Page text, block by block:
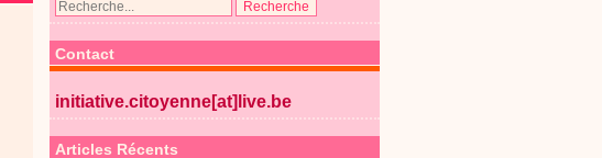
Contact
initiative.citoyenne[at]live.be
Articles Récents